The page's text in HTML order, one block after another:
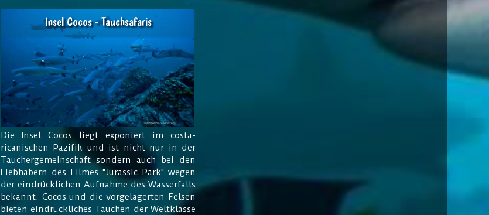
Insel Cocos - Tauchsafaris
Die Insel Cocos liegt exponiert im costa-
ricanischen Pazifik und ist nicht nur in der
Tauchergemeinschaft sondern auch bei den
Liebhabern des Filmes "Jurassic Park" wegen
der eindrücklichen Aufnahme des Wasserfalls
bekannt. Cocos und die vorgelagerten Felsen
bieten eindrückliches Tauchen der Weltklasse